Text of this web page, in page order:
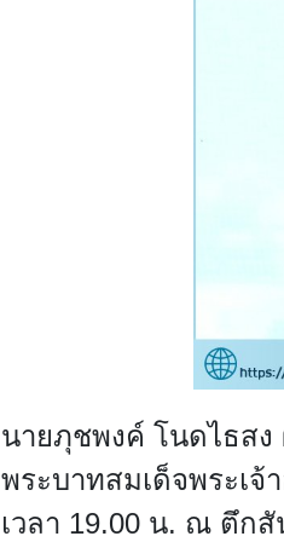
นายภุชพงค์ โนดไธสง
พระบาทสมเด็จพระเจ้
เวลา 19.00 น. ณ ตึกสั